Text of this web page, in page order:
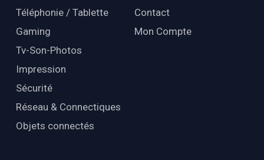
Téléphonie / Tablette
Gaming
Tv-Son-Photos
Impression
Sécurité
Réseau & Connectiques
Objets connectés
Contact
Mon Compte